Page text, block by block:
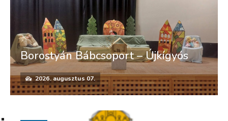
Borostyán Bábcsoport – Újkígyós
2026. augusztus 07.